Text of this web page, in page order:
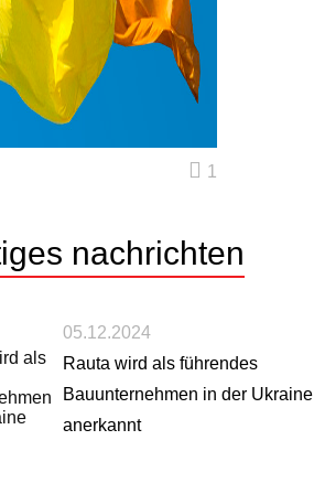
1
nachrichten
05.12.2024
Rauta wird als führendes
Bauunternehmen in der Ukraine
anerkannt